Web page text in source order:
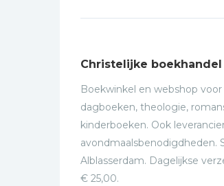
Christelijke
Boekwinkel en webshop
dagboeken, theologie,
kinderboeken. Ook
avondmaalsbenodigdheden.
Alblasserdam. Dagelijkse
€ 25,00.